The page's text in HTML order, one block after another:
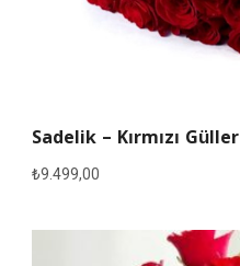
Sadelik – Kırmızı Güller
₺9.499,00